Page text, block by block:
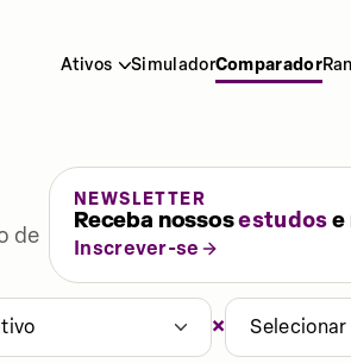
Ativos SimuladorComparador
de
NEWSLETTER
Receba nossosestudose
Inscrever-se
× Selecionar